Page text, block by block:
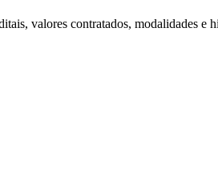
valores contratados, modalidades e